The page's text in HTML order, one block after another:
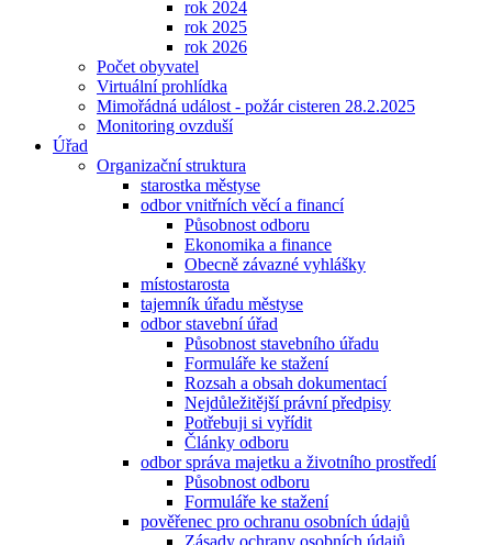
rok 2024
rok 2025
rok 2026
Počet obyvatel
Virtuální prohlídka
Mimořádná událost - požár cisteren 28.2.2025
Monitoring ovzduší
Úřad
Organizační struktura
starostka městyse
odbor vnitřních věcí a financí
Působnost odboru
Ekonomika a finance
Obecně závazné vyhlášky
místostarosta
tajemník úřadu městyse
odbor stavební úřad
Působnost stavebního úřadu
Formuláře ke stažení
Rozsah a obsah dokumentací
Nejdůležitější právní předpisy
Potřebuji si vyřídit
Články odboru
odbor správa majetku a životního prostředí
Působnost odboru
Formuláře ke stažení
pověřenec pro ochranu osobních údajů
Zásady ochrany osobních údajů